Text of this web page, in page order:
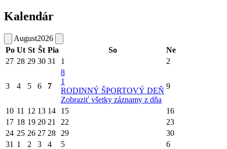
Kalendár
August2026
Po Ut St Št Pia So
Ne
27 28 29 30 31 1 2
3 4 5 6 7
8
1
RODINNÝ ŠPORTOVÝ DEŇ
Zobraziť všetky záznamy z dňa
9
10 11 12 13 14 15
16
17 18 19 20 21 22
23
24 25 26 27 28 29
30
31 1 2 3 4 5 6